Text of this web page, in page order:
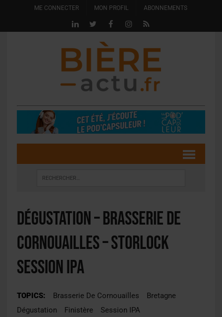
ME CONNECTER MON PROFIL ABONNEMENTS
Dégustation – Brasserie de
Cornouailles – Storlock
Session IPA
TOPICS: Brasserie De Cornouailles
Bretagne
Dégustation
Finistère Session IPA